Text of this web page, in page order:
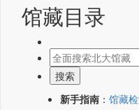
馆藏目录
新手指南 ： 馆藏